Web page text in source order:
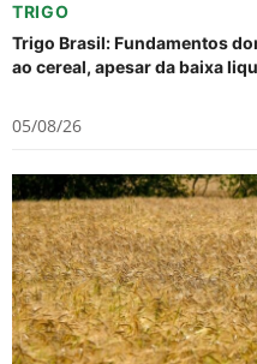
TRIGO
Trigo Brasil: Fundamentos
ao cereal, apesar da baixa
05/08/26